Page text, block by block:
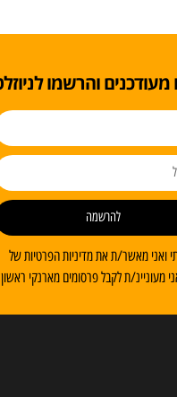
והרשמו
ואני מאשר/ת את מדיניות הפרטיות של
מעוניינ/ת לקבל פרסומים מארנקי ראשון
להרשמה